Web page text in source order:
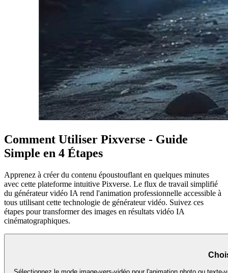
Comment Utiliser Pixverse - Guide
Simple en 4 Étapes
Apprenez à créer du contenu époustouflant en quelques minutes
du générateur vidéo IA rend l'animation professionnelle accessible à
tous utilisant cette technologie de générateur vidéo. Suivez ces
étapes pour transformer des images en résultats vidéo IA
cinématographiques.
Sélectionnez le mode image-vers-vidéo pour l'animation photo ou